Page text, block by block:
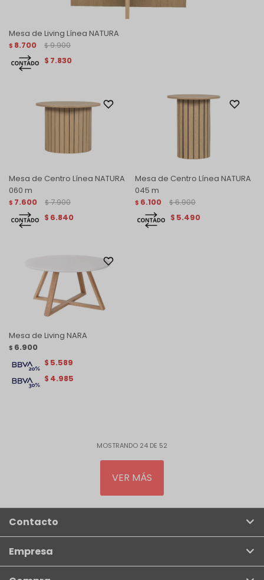
Mesa de Living Línea NATURA
$ 8.700 $ 9.900
$ 7.830
Mesa de Centro Línea NATURA
060 m
$ 7.600 $ 7.900
$ 6.840
Mesa de Centro Línea NATURA
045 m
$ 6.100 $ 6.900
$ 5.490
Mesa de Living NARA
$ 6.900
$ 4.985
$ 5.589
MOSTRANDO 24 DE 52
VER MÁS
Contacto
Empresa